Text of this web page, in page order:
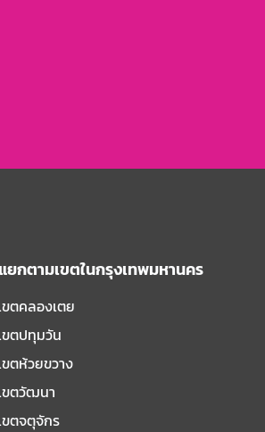
ยกตามเขตในกรุงเทพมหานคร
ขตคลองเตย
ขตปทุมวัน
ขตห้วยขวาง
ขตวัฒนา
ขตจตุจักร